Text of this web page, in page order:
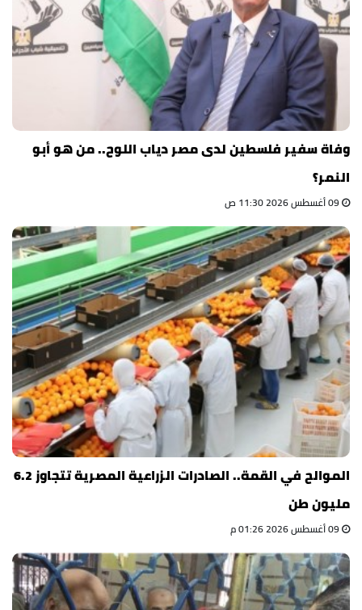
وفاة سفير فلسطين لدى مصر دياب اللوح.. من هو أبو
النمر؟
الموالح في القمة.. الصادرات الزراعية المصرية تتجاوز 6.2
مليون طن